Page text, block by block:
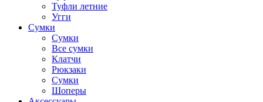
Туфли летние
Угги
Сумки
Сумки
Все сумки
Клатчи
Рюкзаки
Сумки
Шоперы